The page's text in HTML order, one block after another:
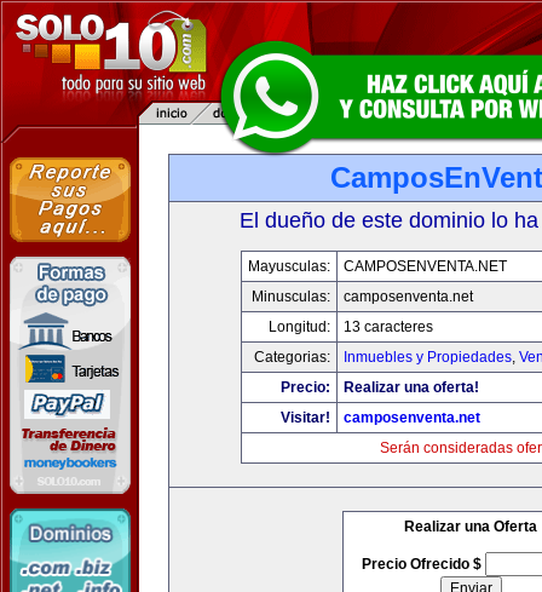
El dueño de este dominio lo
Mayusculas:
CAMPOSENVENTA.NET
Minusculas:
camposenventa.net
Longitud:
13 caracteres
Categorias:
Inmuebles y Propiedades,
Precio:
Realizar una oferta!
Visitar!
camposenventa.net
Serán consideradas
Realizar una Oferta
Precio Ofrecido $